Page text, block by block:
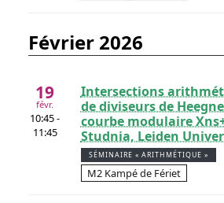
février 2026
19
févr.
10:45 -
11:45
Intersections
de diviseurs de
courbe modulaire
Studnia, Leiden
SÉMINAIRE « ARITHMÉTIQUE »
M2 Kampé de Fériet